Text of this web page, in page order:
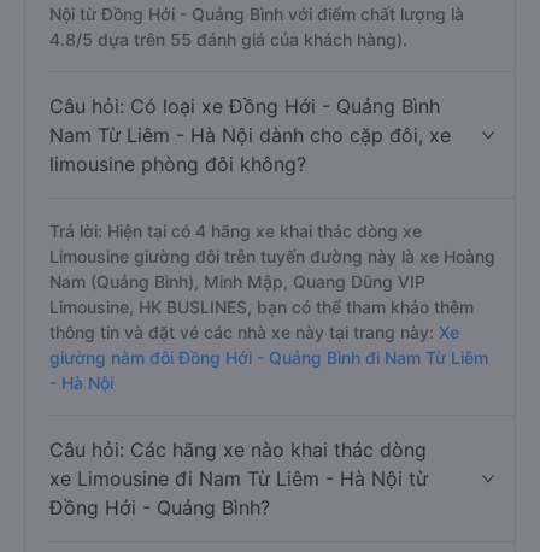
Nội từ Đồng Hới - Quảng Bình với điểm chất lượng là
4.8/5 dựa trên 55 đánh giá của khách hàng).
Câu hỏi: Có loại xe Đồng Hới - Quảng Bình
Nam Từ Liêm - Hà Nội dành cho cặp đôi, xe
limousine phòng đôi không?
Trả lời: Hiện tại có 4 hãng xe khai thác dòng xe
Limousine giường đôi trên tuyến đường này là xe Hoàng
Nam (Quảng Bình), Minh Mập, Quang Dũng VIP
Limousine, HK BUSLINES, bạn có thể tham khảo thêm
thông tin và đặt vé các nhà xe này tại trang này: Xe
giường nằm đôi Đồng Hới - Quảng Bình đi Nam Từ Liêm
- Hà Nội
Câu hỏi: Các hãng xe nào khai thác dòng
xe Limousine đi Nam Từ Liêm - Hà Nội từ
Đồng Hới - Quảng Bình?